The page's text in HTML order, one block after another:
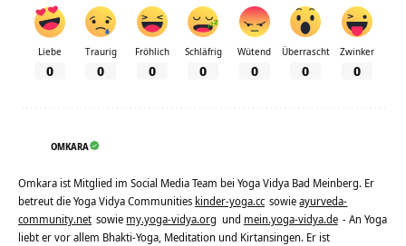
Liebe
0
Traurig
0
Fröhlich
0
Schläfrig
0
Wütend
0
Überrascht
0
Zwinker
0
OMKARA
Omkara ist Mitglied im Social Media Team bei Yoga Vidya Bad Meinberg. Er
betreut die Yoga Vidya Communities kinder-yoga.cc sowieayurveda-
community.net sowie my.yoga-vidya.org und mein.yoga-vidya.de - An Yoga
liebt er vor allem Bhakti-Yoga, Meditation und Kirtansingen. Er ist